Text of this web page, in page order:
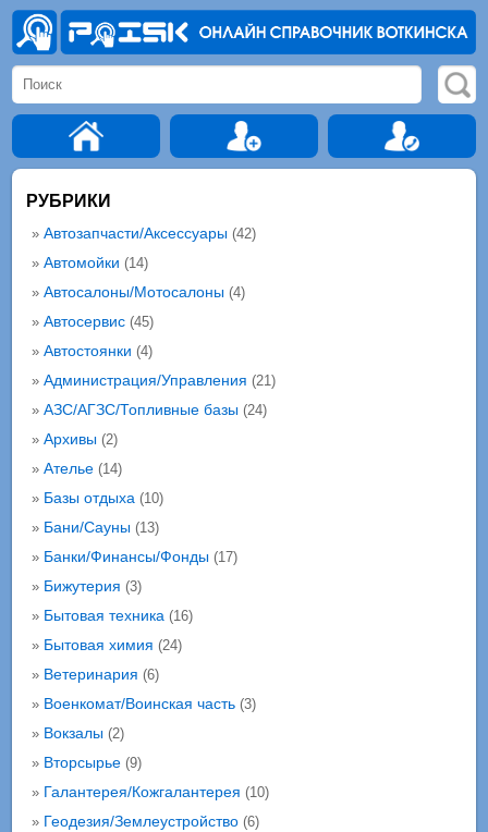
РУБРИКИ
» Автозапчасти/Аксессуары(42)
» Автомойки (14)
» Автосалоны/Мотосалоны(4)
» Автосервис(45)
» Автостоянки (4)
» Администрация/Управления (21)
» АЗС/АГЗС/Топливные базы(24)
» Архивы(2)
» Ателье(14)
» Базы отдыха(10)
» Бани/Сауны(13)
» Банки/Финансы/Фонды(17)
» Бижутерия (3)
» Бытовая техника(16)
» Бытовая химия (24)
» Ветеринария (6)
» Военкомат/Воинская часть(3)
» Вокзалы(2)
» Вторсырье(9)
» Галантерея/Кожгалантерея (10)
» Геодезия/Землеустройство(6)